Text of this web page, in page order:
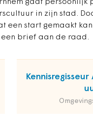
gaat persoonlijk
in zijn stad.
een start gemaakt
een brief aan de raad.